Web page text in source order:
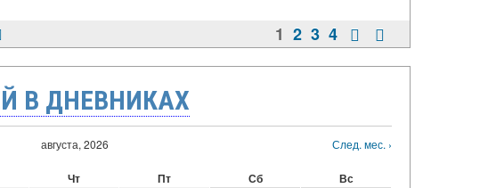
1 2 3 4
В ДНЕВНИКАХ
След. мес. ›
августа, 2026
Чт Пт Сб Вс